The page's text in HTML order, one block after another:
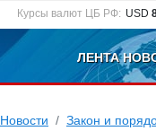
Курсы валют ЦБ РФ: USD
ЛЕНТА
Новости Закон и